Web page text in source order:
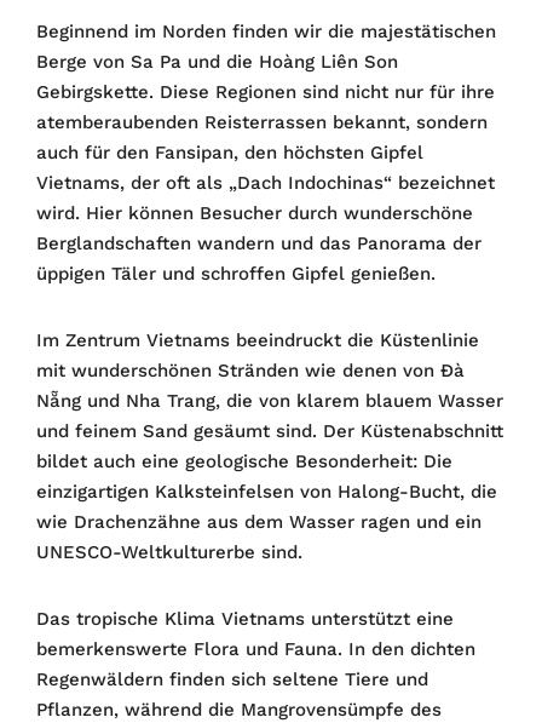
Beginnend im Norden finden wir die majestätischen
Berge von Sa Pa und die Hoàng Liên Son
Gebirgskette. Diese Regionen sind nicht nur für ihre
atemberaubenden Reisterrassen bekannt, sondern
auch für den Fansipan, den höchsten Gipfel
Vietnams, der oft als „Dach Indochinas“ bezeichnet
wird. Hier können Besucher durch wunderschöne
Berglandschaften wandern und das Panorama der
üppigen Täler und schroffen Gipfel genießen.
Im Zentrum Vietnams beeindruckt die Küstenlinie
mit wunderschönen Stränden wie denen von Đà
Nẵng und Nha Trang, die von klarem blauem Wasser
und feinem Sand gesäumt sind. Der Küstenabschnitt
bildet auch eine geologische Besonderheit: Die
einzigartigen Kalksteinfelsen von Halong-Bucht, die
wie Drachenzähne aus dem Wasser ragen und ein
UNESCO-Weltkulturerbe sind.
Das tropische Klima Vietnams unterstützt eine
bemerkenswerte Flora und Fauna. In den dichten
Regenwäldern finden sich seltene Tiere und
Pflanzen, während die Mangrovensümpfe des